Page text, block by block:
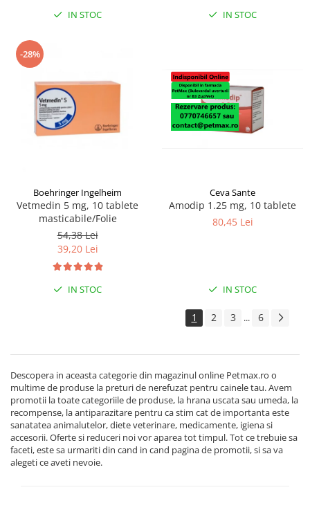
IN STOC IN STOC
-28%
Boehringer Ingelheim
Vetmedin 5 mg, 10 tablete
masticabile/Folie
54,38 Lei
39,20 Lei
IN STOC
Ceva Sante
Amodip 1.25 mg, 10 tablete
80,45 Lei
IN STOC
1 2 3 ... 6
Descopera in aceasta categorie din magazinul online Petmax.ro o
multime de produse la preturi de nerefuzat pentru cainele tau. Avem
promotii la toate categoriile de produse, la hrana uscata sau umeda, la
recompense, la antiparazitare pentru ca stim cat de importanta este
sanatatea animalutelor, diete veterinare, medicamente, igiena si
accesorii. Oferte si reduceri noi vor aparea tot timpul. Tot ce trebuie sa
faceti, este sa urmariti din cand in cand pagina de promotii, si sa va
alegeti ce aveti nevoie.